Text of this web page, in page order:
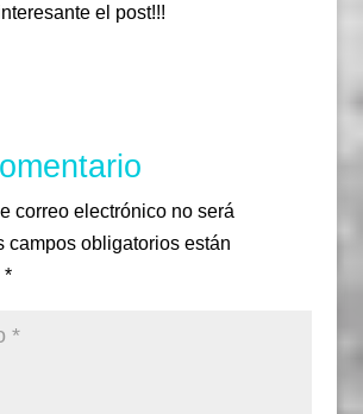
el post!!!
correo electrónico no será
campos obligatorios están
*